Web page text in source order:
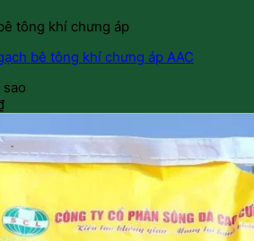
tông khí chưng áp
bê tông khí chưng áp AAC
sao